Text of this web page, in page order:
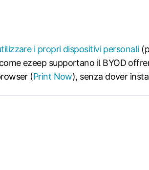
i propri dispositivi personali
ezeep supportano il BYOD
(Print Now), senza dover